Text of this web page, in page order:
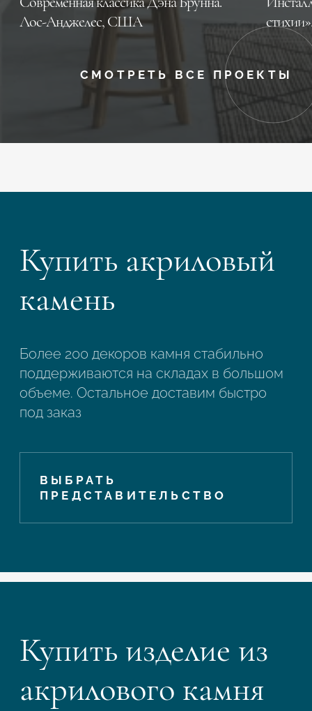
Лос-Анджелес, CША
СМОТРЕТЬ ВСЕ ПРОЕКТЫ
Купить акриловый
камень
Более 200 декоров камня стабильно
поддерживаются на складах в большом
объеме. Остальное доставим быстро
под заказ
ВЫБРАТЬ
ПРЕДСТАВИТЕЛЬСТВО
Купить изделие из
акрилового камня